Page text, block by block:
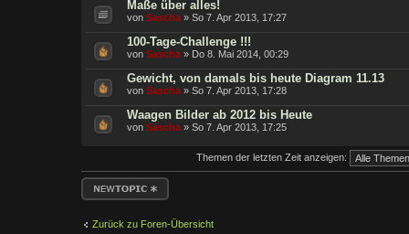
Maße über alles!
von Sascha» So 7. Apr 2013, 17:27
100-Tage-Challenge !!!
von Sascha» Do 8. Mai 2014, 00:29
Gewicht, von damals bis heute Diagram 11.13
von Sascha» So 7. Apr 2013, 17:28
Waagen Bilder ab 2012 bis Heute
von Sascha» So 7. Apr 2013, 17:25
Themen der letzten Zeit anzeigen:
Neues Thema
erstellen
Zurück zu Foren-Übersicht